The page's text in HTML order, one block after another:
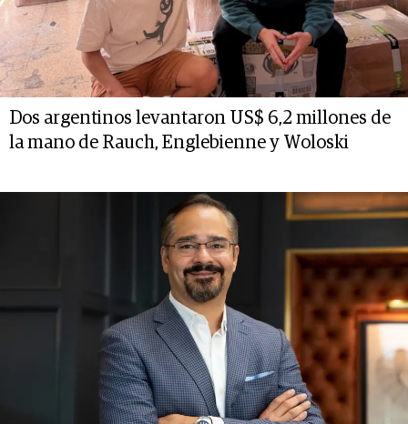
Dos argentinos levantaron US$ 6,2 millones de
la mano de Rauch, Englebienne y Woloski